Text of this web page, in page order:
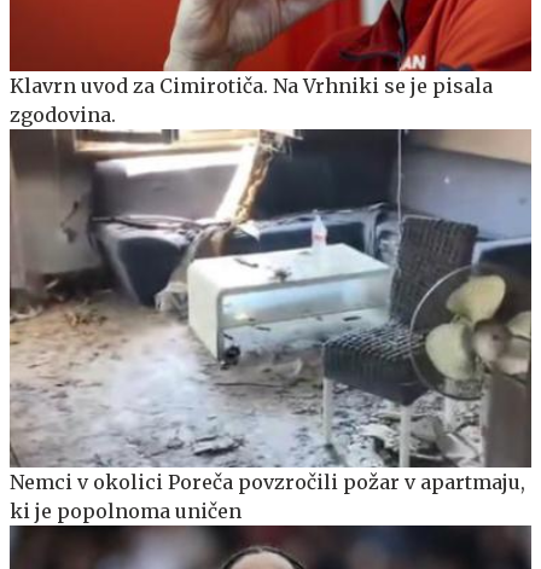
Klavrn uvod za Cimirotiča. Na Vrhniki se je pisala
zgodovina.
Nemci v okolici Poreča povzročili požar v apartmaju,
ki je popolnoma uničen